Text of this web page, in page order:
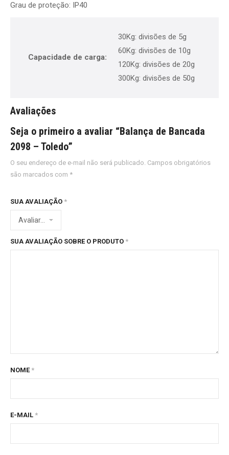
Grau de proteção: IP40
Capacidade de carga:
30Kg: divisões de 5g
60Kg: divisões de 10g
120Kg: divisões de 20g
300Kg: divisões de 50g
Avaliações
Seja o primeiro a avaliar “Balança de Bancada
2098 – Toledo”
O seu endereço de e-mail não será publicado. Campos obrigatórios
são marcados com *
SUA AVALIAÇÃO *
SUA AVALIAÇÃO SOBRE O PRODUTO *
NOME *
E-MAIL *